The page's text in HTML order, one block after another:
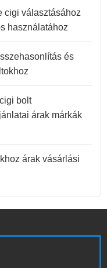
cigi választásához
használatához
és
bolt
árak márkák
árak vásárlási